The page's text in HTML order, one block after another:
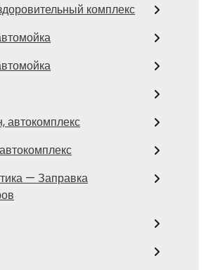
комплекс
автокомплекс
— Заправка